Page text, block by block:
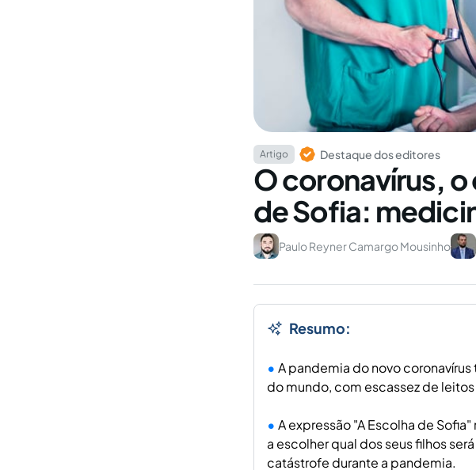
Artigo Destaque dos editores
O coronavírus, o
de Sofia:
Paulo Reyner Camargo Mousinho
Resumo:
A pandemia do novo
do mundo, com escassez de
A expressão "A Escolha de
a escolher qual dos seus filhos
catástrofe durante a pandemia.